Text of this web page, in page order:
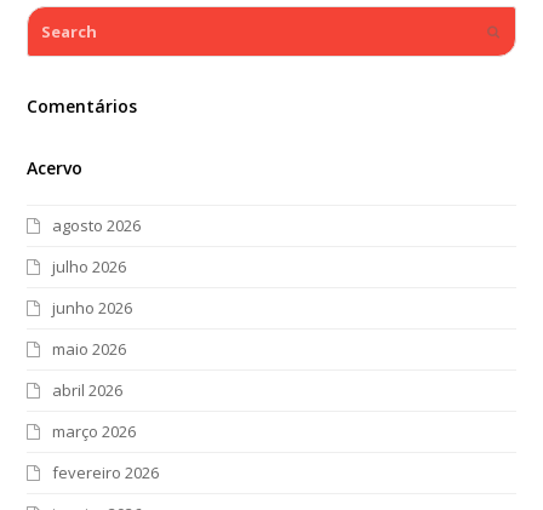
Search
Comentários
Acervo
agosto 2026
julho 2026
junho 2026
maio 2026
abril 2026
março 2026
fevereiro 2026